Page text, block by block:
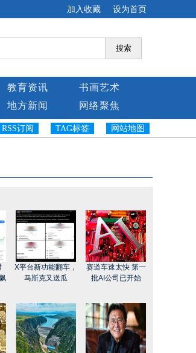
设为首页
加入收藏
搜索
教育资讯
书画艺术
地方新闻
网络聚焦
网站地图
TAG标签
RSS订阅
X平台新功能翻车，
马斯克又送瓜
赛道车速太快 第一
批AI公司已开始